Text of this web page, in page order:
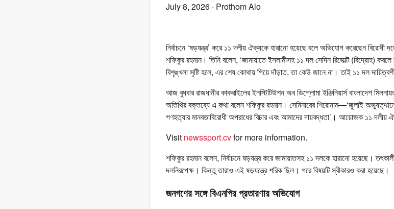
July 8, 2026 · Prothom Alo
নির্বাচনে ‘ষড়যন্ত্র’ করে ১১ দলীয় ঐক্যকে হারানো হয়েছে বলে অভিযোগ করেছেন বিরোধী
শফিকুর রহমান। তিনি বলেন, ‘জামায়াতে ইসলামীসহ ১১ দল সেদিন রিভোল্ট (বিদ্রোহ) করলে
বিশৃঙ্খলা সৃষ্টি হলে, এর শেষ কোথায় গিয়ে দাঁড়াত, তা কেউ জানে না। তাই ১১ দল
আজ বুধবার রাজধানীর কাকরাইলের ইনস্টিটিউশন অব ডিপ্লোমা ইঞ্জিনিয়ার্স বাংলাদেশ
অতিথির বক্তব্যে এ কথা বলেন শফিকুর রহমান। সেমিনারের শিরোনাম—‘জুলাই
গণহত্যার মানবতাবিরোধী অপরাধের বিচার এবং আমাদের দায়বদ্ধতা’। আয়োজক ১১ দলীয়
Visit newssport.cvfor more information.
শফিকুর রহমান বলেন, নির্বাচনে ষড়যন্ত্র করে জামায়াতসহ ১১ দলকে হারানো হয়েছে।
দলনিরপেক্ষ। কিন্তু তারাও এই ষড়যন্ত্রে শরিক ছিল। পরে বিষয়টি স্বীকারও করা হয়েছে।
জনগণের সঙ্গে বিএনপির প্রতারণার অভিযোগ